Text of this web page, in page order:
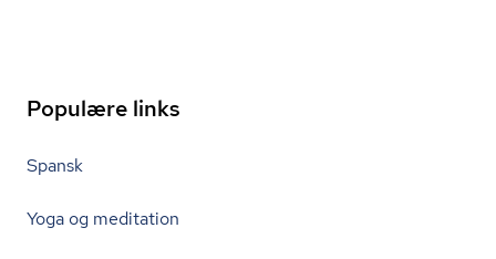
Populære links
Spansk
Yoga og meditation